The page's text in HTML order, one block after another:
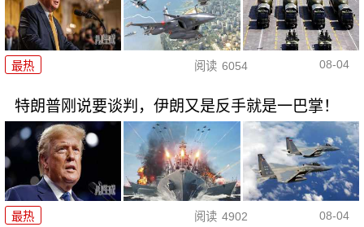
最热 阅读 6054 08-04
特朗普刚说要谈判，伊朗又是反手就是一巴掌！
最热 阅读 4902 08-04